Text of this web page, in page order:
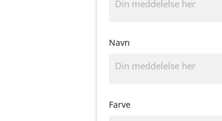
Navn
Farve